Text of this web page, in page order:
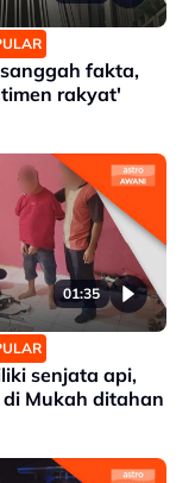
fakta,
rakyat'
01:35
senjata api,
Mukah ditahan